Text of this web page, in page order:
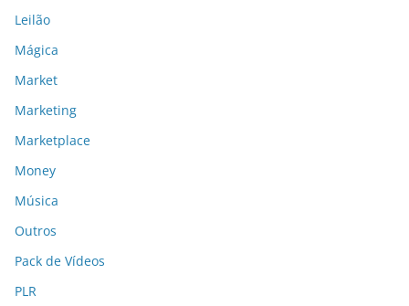
Leilão
Mágica
Market
Marketing
Marketplace
Money
Música
Outros
Pack de Vídeos
PLR